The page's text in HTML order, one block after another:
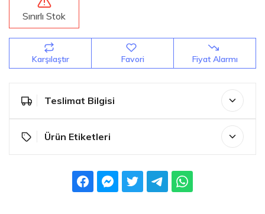
Sınırlı Stok
Karşılaştır Favori Fiyat Alarmı
Teslimat Bilgisi
Ürün Etiketleri